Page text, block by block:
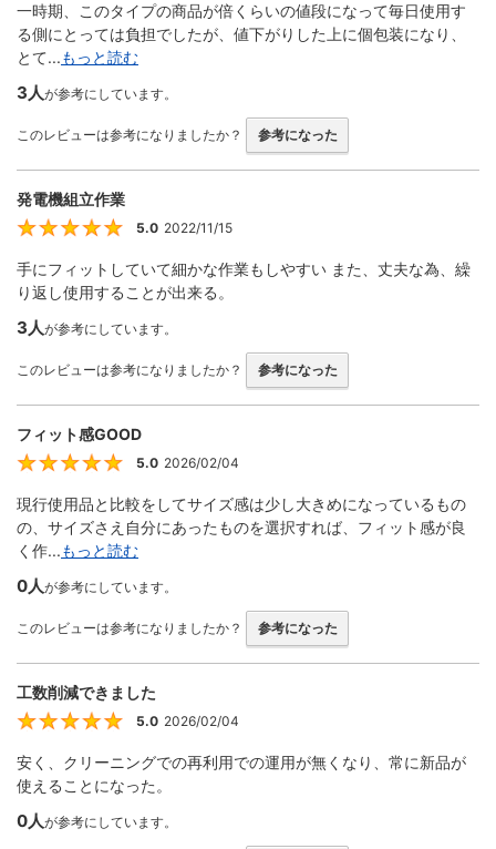
一時期、このタイプの商品が倍くらいの値段になって毎日使用す
る側にとっては負担でしたが、値下がりした上に個包装になり、
とて...もっと読む
3人が参考にしています。
このレビューは参考になりましたか？ 参考になった
発電機組立作業
5.0 2022/11/15
手にフィットしていて細かな作業もしやすい また、丈夫な為、繰
り返し使用することが出来る。
3人が参考にしています。
このレビューは参考になりましたか？ 参考になった
フィット感GOOD
5
5.0 2026/02/04
現行使用品と比較をしてサイズ感は少し大きめになっているもの
の、サイズさえ自分にあったものを選択すれば、フィット感が良
く作...もっと読む
0人が参考にしています。
このレビューは参考になりましたか？ 参考になった
工数削減できました
5
5.0 2026/02/04
安く、クリーニングでの再利用での運用が無くなり、常に新品が
使えることになった。
0人が参考にしています。